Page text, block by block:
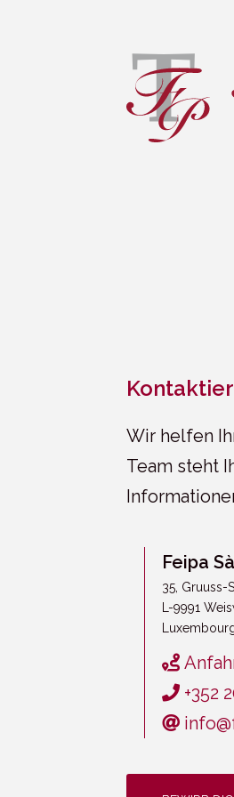
Wir helfen
Team steht
Feipa
35, Gruuss-
L-9991
+352